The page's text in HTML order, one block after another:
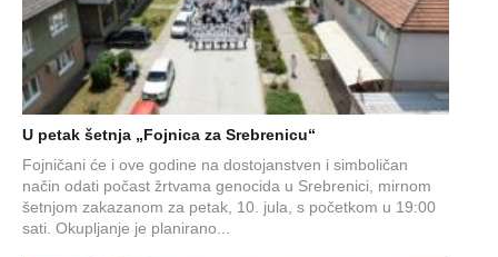
U petak šetnja „Fojnica za Srebrenicu“
Fojničani će i ove godine na dostojanstven i simboličan
način odati počast žrtvama genocida u Srebrenici, mirnom
šetnjom zakazanom za petak, 10. jula, s početkom u 19:00
sati. Okupljanje je planirano...